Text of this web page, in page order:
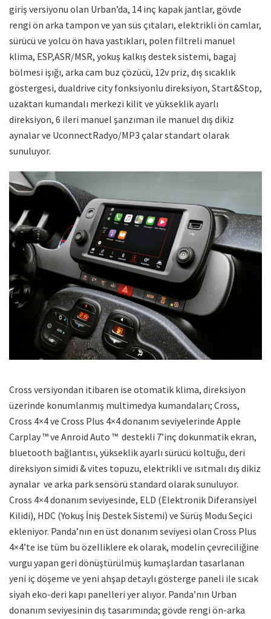
giriş versiyonu olan Urban’da, 14 inç kapak jantlar, gövde
rengi ön arka tampon ve yan süs çıtaları, elektrikli ön camlar,
sürücü ve yolcu ön hava yastıkları, polen filtreli manuel
klima, ESP,ASR/MSR, yokuş kalkış destek sistemi, bagaj
bölmesi işığı, arka cam buz çözücü, 12v priz, dış sıcaklık
göstergesi, dualdrive city fonksiyonlu direksiyon, Start&Stop,
uzaktan kumandalı merkezi kilit ve yükseklik ayarlı
direksiyon, 6 ileri manuel şanzıman ile manuel dış dikiz
aynalar ve UconnectRadyo/MP3 çalar standart olarak
sunuluyor.
Cross versiyondan itibaren ise otomatik klima, direksiyon
üzerinde konumlanmış multimedya kumandaları; Cross,
Cross 4×4 ve Cross Plus 4×4 donanım seviyelerinde Apple
Carplay ™ ve Anroid Auto ™ destekli 7’inç dokunmatik ekran,
bluetooth bağlantısı, yükseklik ayarlı sürücü koltuğu, deri
direksiyon simidi & vites topuzu, elektrikli ve ısıtmalı dış dikiz
aynalar ve arka park sensörü standard olarak sunuluyor.
Cross 4×4 donanım seviyesinde, ELD (Elektronik Diferansiyel
Kilidi), HDC (Yokuş İniş Destek Sistemi) ve Sürüş Modu Seçici
ekleniyor. Panda’nın en üst donanım seviyesi olan Cross Plus
4×4’te ise tüm bu özelliklere ek olarak, modelin çevreciliğine
vurgu yapan geri dönüştürülmüş kumaşlardan tasarlanan
yeni iç döşeme ve yeni ahşap detaylı gösterge paneli ile sıcak
siyah eko-deri kapı panelleri yer alıyor. Panda’nın Urban
donanım seviyesinin dış tasarımında; gövde rengi ön-arka